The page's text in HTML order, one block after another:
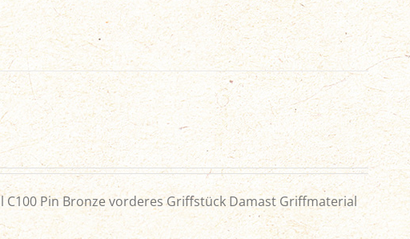
C100 Pin Bronze vorderes Griffstück Damast Griffmaterial